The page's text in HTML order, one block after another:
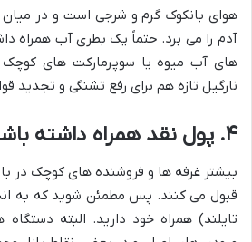
هوای بانکوک گرم و شرجی است و در میان
آدم را می برد. حتماً یک بطری آب همراه
های آب میوه یا سوپرمارکت های کوچک
نارگیل تازه هم برای رفع تشنگی و تجدید
۴. پول نقد همراه داشته باشید
بیشتر غرفه ها و فروشنده های کوچک در
قبول می کنند. پس مطمئن شوید که به